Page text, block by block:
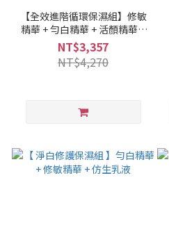
【全效進階循環保濕組】修敏
精華 + 勻白精華 + 活顏精華 +
仿生乳液
NT$3,357
NT$4,270